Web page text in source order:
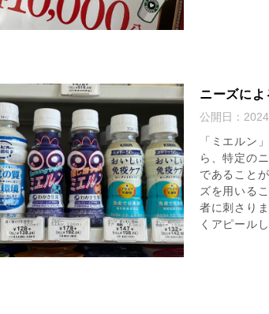
ニーズによ
公開日：
「ミエルン
ら、特定の
であること
ズを用いる
者に刺さり
くアピール